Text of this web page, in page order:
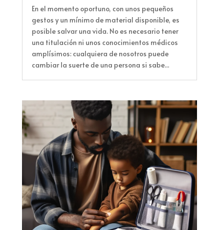
En el momento oportuno, con unos pequeños
gestos y un mínimo de material disponible, es
posible salvar una vida. No es necesario tener
una titulación ni unos conocimientos médicos
amplísimos: cualquiera de nosotros puede
cambiar la suerte de una persona si sabe...